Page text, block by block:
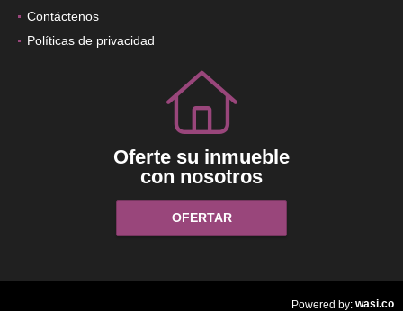
Contáctenos
Políticas de privacidad
Oferte su inmueble
con nosotros
OFERTAR
Powered by: wasi.co